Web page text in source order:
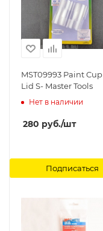
MST09993 Paint
Lid S- Master Tools
Нет в наличии
280 руб./шт
Подписаться